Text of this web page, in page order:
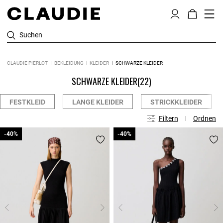
Suchen
CLAUDIE PIERLOT BEKLEIDUNG KLEIDER SCHWARZE KLEIDER
SCHWARZE KLEIDER(22)
FESTKLEID LANGE KLEIDER STRICKKLEIDER
Filtern Ordnen
-40%
-40% -40%
-40%